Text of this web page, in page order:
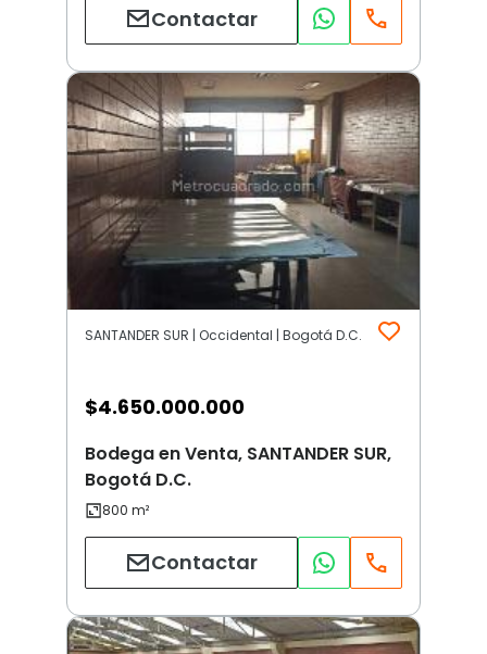
Contactar
SANTANDER SUR | Occidental | Bogotá D.C.
$4.650.000.000
Bodega en Venta, SANTANDER SUR,
Bogotá D.C.
Contactar